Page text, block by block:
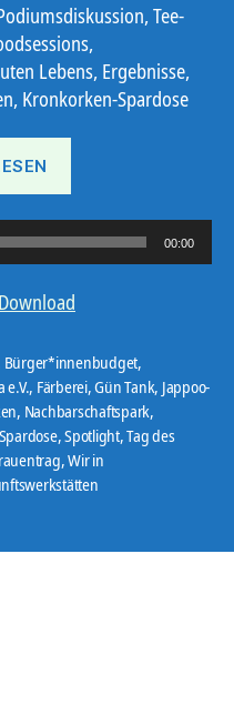
Tee-
Lebens, Ergebnisse,
Kronkorken-Spardose
00:00
Download
Bürger*innenbudget,
e.V., Färberei,Gün Tank, Jappoo-
, Nachbarschaftspark,
Spardose,Spotlight,Tag des
,Wir in